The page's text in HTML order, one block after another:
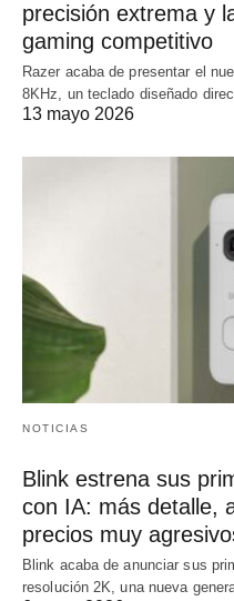
precisión extrema y
gaming competitivo
Razer acaba de presentar el
8KHz, un teclado diseñado
13 mayo 2026
NOTICIAS
Blink estrena sus
con IA: más detalle,
precios muy
Blink acaba de anunciar sus
resolución 2K, una nueva